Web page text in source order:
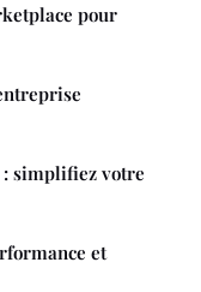
pour
: simplifiez votre
et